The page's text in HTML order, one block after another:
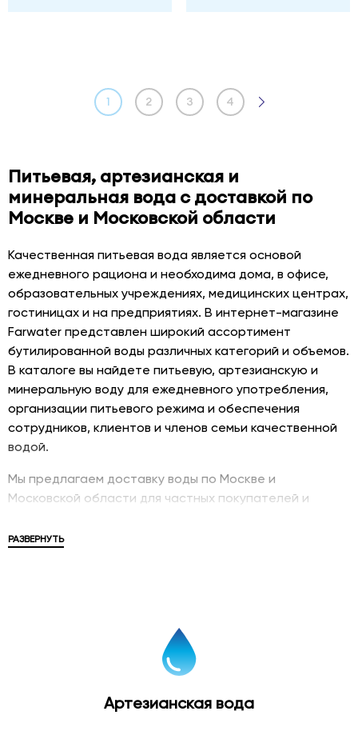
1 2 3 4
Питьевая, артезианская и
минеральная вода с доставкой по
Москве и Московской области
Качественная питьевая вода является основой
ежедневного рациона и необходима дома, в офисе,
образовательных учреждениях, медицинских центрах,
гостиницах и на предприятиях. В интернет-магазине
Farwater представлен широкий ассортимент
бутилированной воды различных категорий и объемов.
В каталоге вы найдете питьевую, артезианскую и
минеральную воду для ежедневного употребления,
организации питьевого режима и обеспечения
сотрудников, клиентов и членов семьи качественной
водой.
Мы предлагаем доставку воды по Москве и
Московской области для частных покупателей и
представлены популярные бренды, различные объемы
Питьевая вода в бутылках является удобным и
современным решением для обеспечения
вода проходит контроль качества и соответствует
РАЗВЕРНУТЬ
Артезианская вода